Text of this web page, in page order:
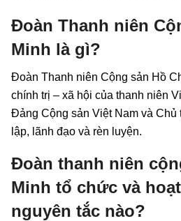
Đoàn Thanh niên
Minh là gì?
Đoàn Thanh niên Cộng sản Hồ
chính trị – xã hội của thanh niên
Đảng Cộng sản Việt Nam và Chủ
lập, lãnh đạo và rèn luyện.
Đoàn thanh niên
Minh tổ chức và
nguyên tắc nào?